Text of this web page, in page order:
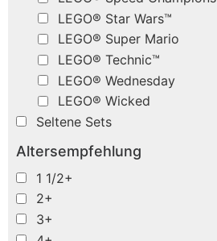
LEGO® Star Wars™
LEGO® Super Mario
LEGO® Technic™
LEGO® Wednesday
LEGO® Wicked
Seltene Sets
Altersempfehlung
1 1/2+
2+
3+